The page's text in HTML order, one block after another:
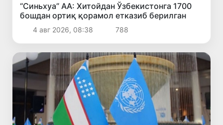
“Синьхуа” АА: Хитойдан Ўзбекистонга 1700
бошдан ортиқ қорамол етказиб берилган
4 авг 2026, 08:38 788